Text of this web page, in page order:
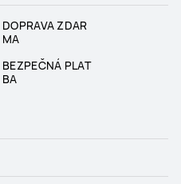
DOPRAVA ZDAR
MA
BEZPEČNÁ PLAT
BA